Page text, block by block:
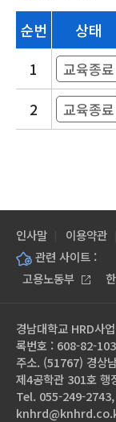
순번 상태
1 교육종료
2
교육종료
인사말 이용약관
관련 사이트 :
고용노동부
경남대학교 HRD사
록번호 : 608-82-
주소. (51767) 경상
제4공학관 301호 행
Tel. 055-249-